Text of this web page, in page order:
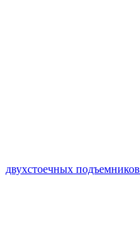
двухстоечных подъемников